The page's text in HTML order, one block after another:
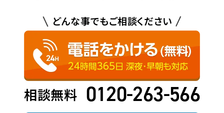
どんな事でもご相談ください
相談無料 0120-263-566